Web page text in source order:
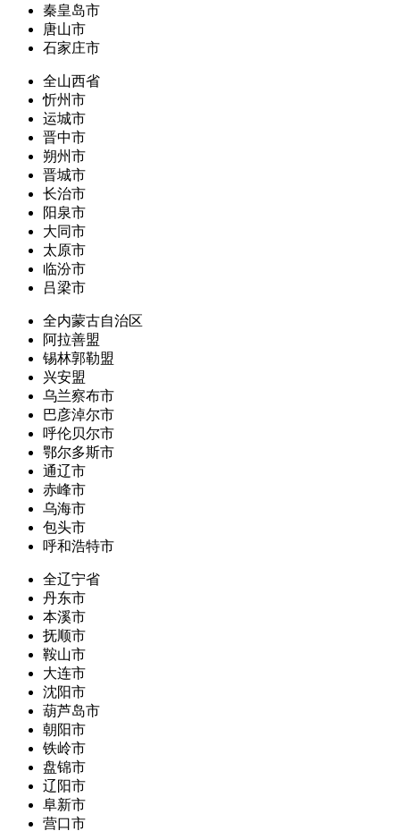
秦皇岛市
唐山市
石家庄市
全山西省
忻州市
运城市
晋中市
朔州市
晋城市
长治市
阳泉市
大同市
太原市
临汾市
吕梁市
全内蒙古自治区
阿拉善盟
锡林郭勒盟
兴安盟
乌兰察布市
巴彦淖尔市
呼伦贝尔市
鄂尔多斯市
通辽市
赤峰市
乌海市
包头市
呼和浩特市
全辽宁省
丹东市
本溪市
抚顺市
鞍山市
大连市
沈阳市
葫芦岛市
朝阳市
铁岭市
盘锦市
辽阳市
阜新市
营口市